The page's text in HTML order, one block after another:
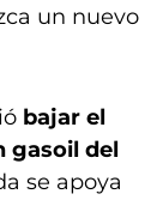
un nuevo
bajar el
gasoil del
se apoya